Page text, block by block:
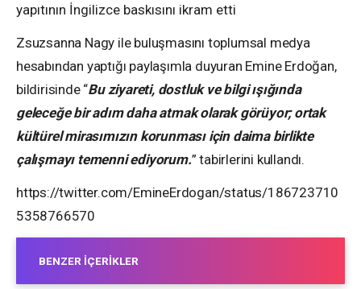
yapıtının İngilizce baskısını ikram etti
Zsuzsanna Nagy ile buluşmasını toplumsal medya
hesabından yaptığı paylaşımla duyuran Emine Erdoğan,
bildirisinde “Bu ziyareti, dostluk ve bilgi ışığında
geleceğe bir adım daha atmak olarak görüyor; ortak
kültürel mirasımızın korunması için daima birlikte
çalışmayı temenni ediyorum.” tabirlerini kullandı.
https://twitter.com/EmineErdogan/status/186723710
5358766570
BENZER İÇERIKLER